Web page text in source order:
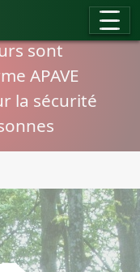
sont
APAVE
la sécurité